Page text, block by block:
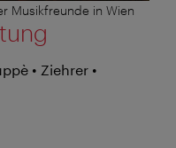
Musikfreunde in Wien
• Ziehrer •